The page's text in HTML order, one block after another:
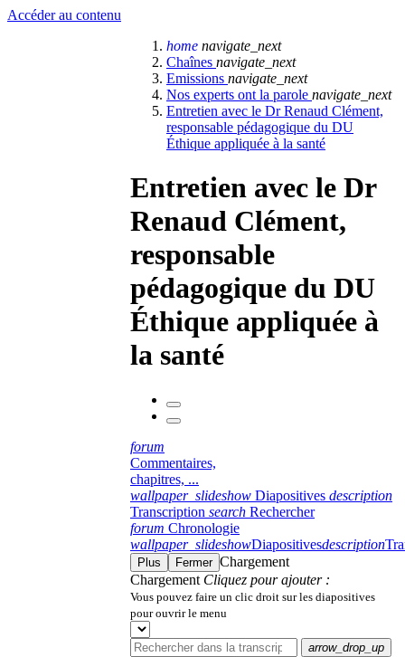
Accéder au contenu
home navigate_next
Chaînes navigate_next
Emissions navigate_next
Nos experts ont la parole navigate_next
Entretien avec le Dr Renaud Clément,
responsable pédagogique du DU
Éthique appliquée à la santé
Entretien avec le Dr
Renaud Clément,
responsable
pédagogique du DU
Éthique appliquée à
la santé
forum
Commentaires,
chapitres, ...
wallpaper_slideshow Diapositives description
Transcription search Rechercher
forum Chronologie
wallpaper_slideshowDiapositivesdescription
Plus Fermer Chargement
Chargement Cliquez pour ajouter :
Vous pouvez faire un clic droit sur les diapositives
pour ouvrir le menu
arrow_drop_up